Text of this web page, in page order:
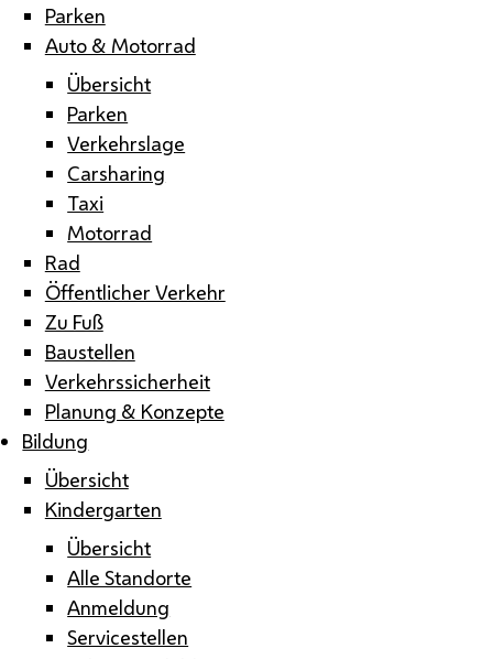
Parken
Auto & Motorrad
Übersicht
Parken
Verkehrslage
Carsharing
Taxi
Motorrad
Rad
Öffentlicher Verkehr
Zu Fuß
Baustellen
Verkehrssicherheit
Planung & Konzepte
Bildung
Übersicht
Kindergarten
Übersicht
Alle Standorte
Anmeldung
Servicestellen